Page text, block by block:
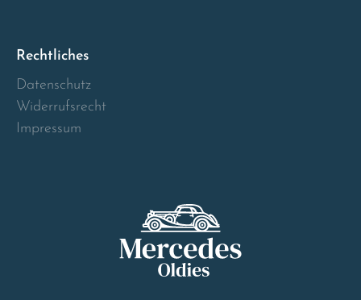
Rechtliches
Datenschutz
Widerrufsrecht
Impressum
Österreich
Poland